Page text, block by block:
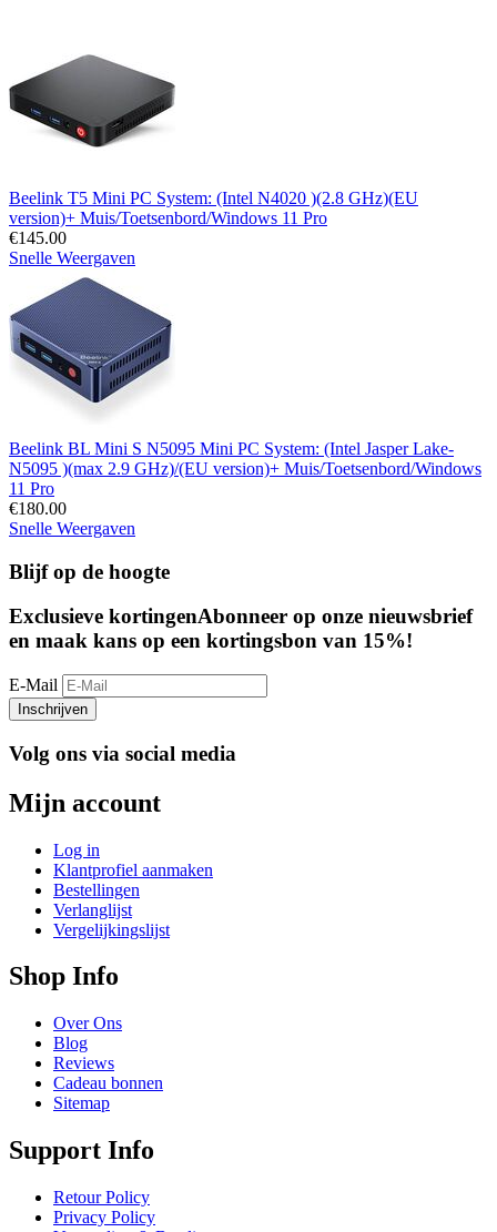
Beelink T5 Mini PC System: (Intel N4020 )(2.8 GHz)(EU
version)+ Muis/Toetsenbord/Windows 11 Pro
€145.00
Snelle Weergaven
Beelink BL Mini S N5095 Mini PC System: (Intel Jasper Lake-
N5095 )(max 2.9 GHz)/(EU version)+ Muis/Toetsenbord/Windows
11 Pro
€180.00
Snelle Weergaven
Blijf op de hoogte
Exclusieve kortingenAbonneer op onze nieuwsbrief
en maak kans op een kortingsbon van 15%!
E-Mail
Inschrijven
Volg ons via social media
Mijn account
Log in
Klantprofiel aanmaken
Bestellingen
Verlanglijst
Vergelijkingslijst
Shop Info
Over Ons
Blog
Reviews
Cadeau bonnen
Sitemap
Support Info
Retour Policy
Privacy Policy